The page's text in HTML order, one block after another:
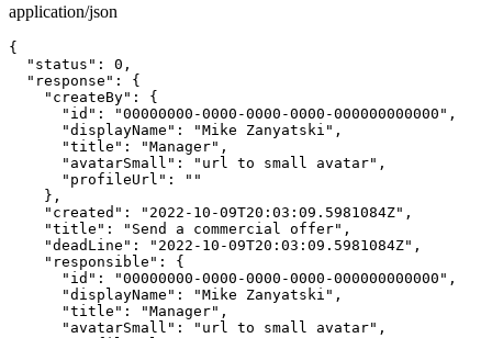
application/json
{
  "status": 0,
  "response": {
    "createBy": {
      "id": "00000000-0000-0000-0000-000000000000",
      "displayName": "Mike Zanyatski",
      "title": "Manager",
      "avatarSmall": "url to small avatar",
      "profileUrl": ""
    },
    "created": "2022-10-09T20:03:09.5981084Z",
    "title": "Send a commercial offer",
    "deadLine": "2022-10-09T20:03:09.5981084Z",
    "responsible": {
      "id": "00000000-0000-0000-0000-000000000000",
      "displayName": "Mike Zanyatski",
      "title": "Manager",
      "avatarSmall": "url to small avatar",